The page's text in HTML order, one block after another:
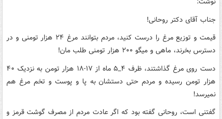
جناب آقای دکتر روحانی!
قیمت و توزیع مرغ را درست کنید، مردم بتوانند مرغ ۲۴ هزار تومنی و در
دسترس بخرند، ماهی و میگو ۲۰۰ هزار تومنی طلب مان!
دست روی مرغ گذاشتند، ظرف ۴_۵ ماه از ۱۷-۱۸ هزار تومن به نزدیک ۴۰
هزار تومن رسیده و مردم حتی دستشان به پا و پوست و تخم مرغ هم
نمیرسد!
گفتنی است، روحانی گفته بود که اگر عادت مردم از مصرف گوشت قرمز و